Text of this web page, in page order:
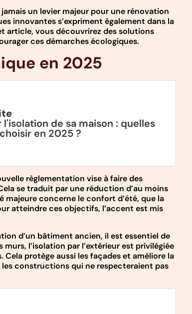
un levier majeur pour une rénovation
innovantes s’expriment également dans la
article, vous découvrirez des solutions
ces démarches écologiques.
en 2025
de sa maison : quelles
en 2025 ?
règlementation vise à faire des
se traduit par une réduction d’au moins
majeure concerne le confort d’été, que la
atteindre ces objectifs, l’accent est mis
d’un bâtiment ancien, il est essentiel de
l’isolation par l’extérieur est privilégiée
protège aussi les façades et améliore la
les constructions qui ne respecteraient pas